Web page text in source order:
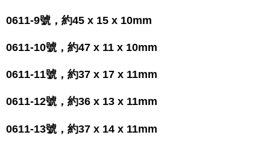
0611-9號，約45 x 15 x 10mm
0611-10號，約47 x 11 x 10mm
0611-11號，約37 x 17 x 11mm
0611-12號，約36 x 13 x 11mm
0611-13號，約37 x 14 x 11mm